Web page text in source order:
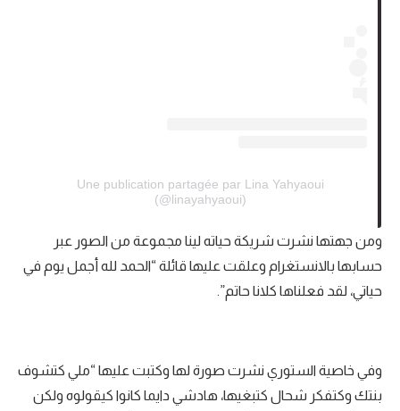
Une publication partagée par Lina Yahyaoui
(@linayahyaoui)
ومن جهتها نشرت شريكة حياته لينا مجموعة من الصور عبر
حسابها بالانستغرام وعلقت عليها قائلة “الحمد لله أجمل يوم في
حياتي، لقد فعلناها كلانا حاتم”.
وفي خاصية الستوري نشرت صورة لها وكتبت عليها “ملي كتشوف
بنتك وكتفكر شحال كتبغيها، هادشي دايما كانوا كيقولوه ولكن